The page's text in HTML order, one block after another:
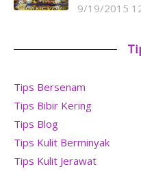
9/19/2015
Tips Bersenam
Tips Bibir Kering
Tips Blog
Tips Kulit Berminyak
Tips Kulit Jerawat